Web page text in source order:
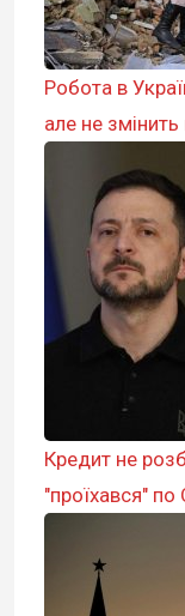
Робота в
але не
Кредит не
"проїхався"